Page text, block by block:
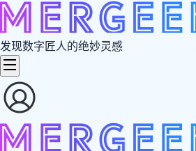
发现数字匠人的绝妙灵感